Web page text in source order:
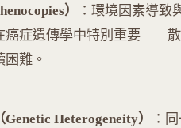
）
：環境因素導致
癌症遺傳學中特別重要——
難。
Heterogeneity）
：